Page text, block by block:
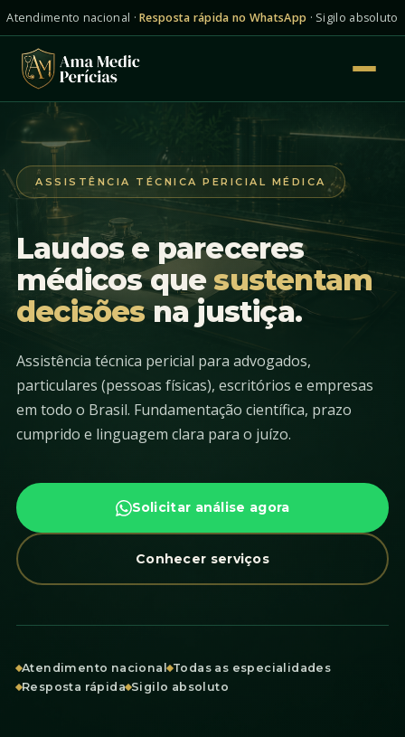
Atendimento nacional ·Resposta rápida no WhatsApp · Sigilo absoluto
Início
Quem Somos
Para Quem
Serviços
Dúvidas
Falar agora
ASSISTÊNCIA TÉCNICA PERICIAL MÉDICA
Laudos e pareceres
médicos quesustentam
decisõesna justiça.
Assistência técnica pericial para advogados,
particulares (pessoas físicas), escritórios e empresas
em todo o Brasil. Fundamentação científica, prazo
cumprido e linguagem clara para o juízo.
Solicitar análise agora
Conhecer serviços
Atendimento nacional Todas as especialidades
Resposta rápida Sigilo absoluto